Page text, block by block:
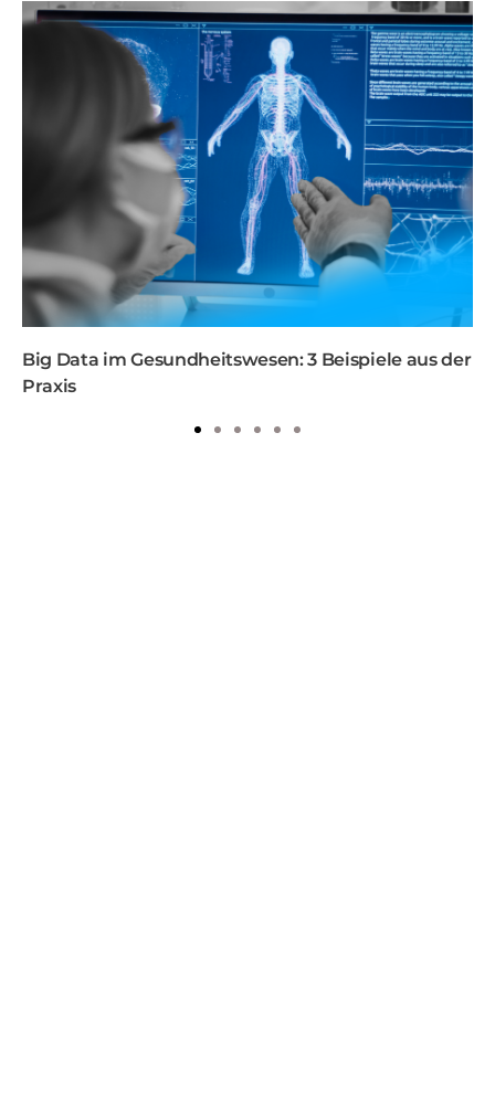
Big Data im Gesundheitswesen: 3 Beispiele aus der
Praxis
1 2 3 4 5 6